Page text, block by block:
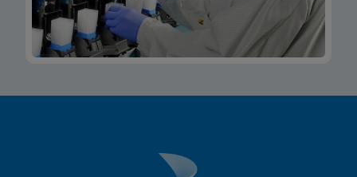
Folheto informativo
Xpert Xpress CoV-2/Flu/RSV plus IFU CE-IVD
Xpert Xpress CoV-2/Flu/RSV plus IFU CE-IVD